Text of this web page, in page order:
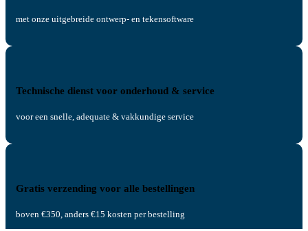
met onze uitgebreide ontwerp- en tekensoftware
Technische dienst voor onderhoud & service
voor een snelle, adequate & vakkundige service
Gratis verzending voor alle bestellingen
boven €350, anders €15 kosten per bestelling